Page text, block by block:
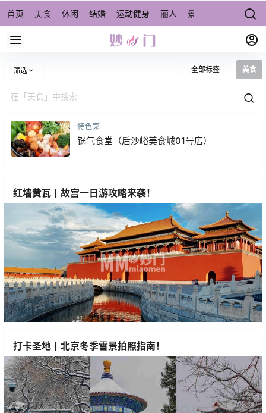
首页 美食 休闲 结婚 运动健身 丽人 景点/周边游 宠物
筛选 全部标签 美食
特色菜
锅气食堂（后沙峪美食城01号店）
红墙黄瓦丨故宫一日游攻略来袭！
打卡圣地丨北京冬季雪景拍照指南！